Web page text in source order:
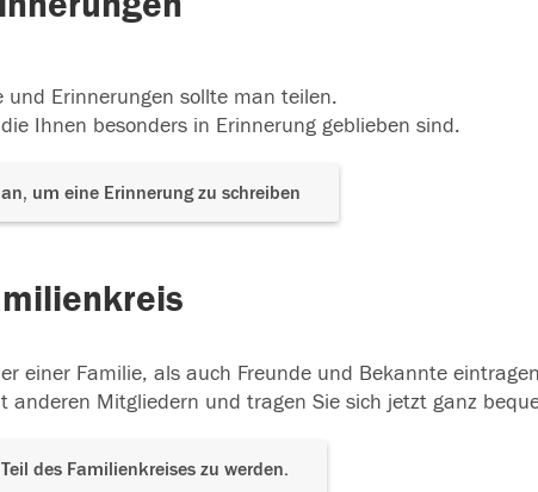
und Erinnerungen sollte man teilen.
Ihnen besonders in Erinnerung geblieben sind.
um eine Erinnerung zu schreiben
einer Familie, als auch Freunde und Bekannte
anderen Mitgliedern und tragen Sie sich jetzt ganz
des Familienkreises zu werden.